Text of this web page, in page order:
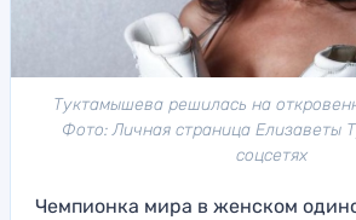
Туктамышева решилась на
Фото: Личная страница Елизаветы
соцсетях
Чемпионка мира в женском